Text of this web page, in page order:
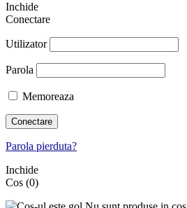
Inchide
Conectare
Utilizator
Parola
Memoreaza
Conectare
Parola pierduta?
Inchide
Cos (0)